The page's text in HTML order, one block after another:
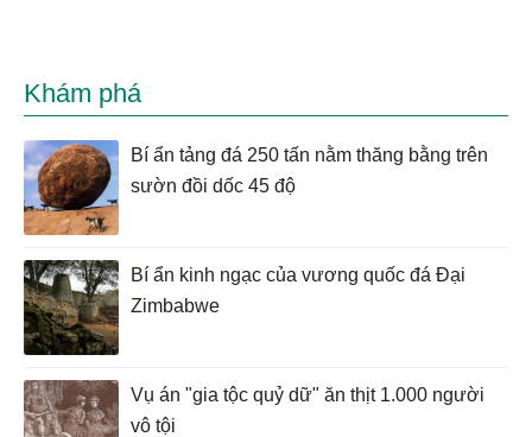
Khám phá
Bí ẩn tảng đá 250 tấn nằm thăng bằng trên
sườn đồi dốc 45 độ
Bí ẩn kinh ngạc của vương quốc đá Đại
Zimbabwe
Vụ án "gia tộc quỷ dữ" ăn thịt 1.000 người
vô tội